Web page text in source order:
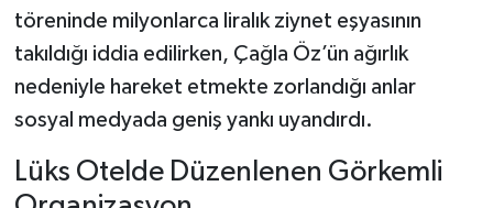
töreninde milyonlarca liralık ziynet eşyasının
takıldığı iddia edilirken, Çağla Öz’ün ağırlık
nedeniyle hareket etmekte zorlandığı anlar
sosyal medyada geniş yankı uyandırdı.
Lüks Otelde Düzenlenen Görkemli